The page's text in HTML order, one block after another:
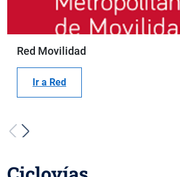
Red Movilidad
Ir a Red